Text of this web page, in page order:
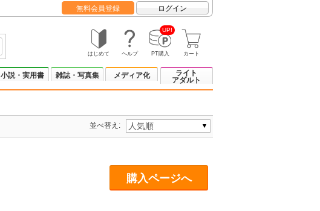
無料会員登録 ログイン
はじめて ヘルプ
UP!
PT購入 カート
小説・実用書 雑誌・写真集 メディア化
ライト
アダルト
並べ替え:
購入ページへ